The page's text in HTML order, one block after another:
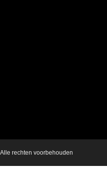
rechten voorbehouden